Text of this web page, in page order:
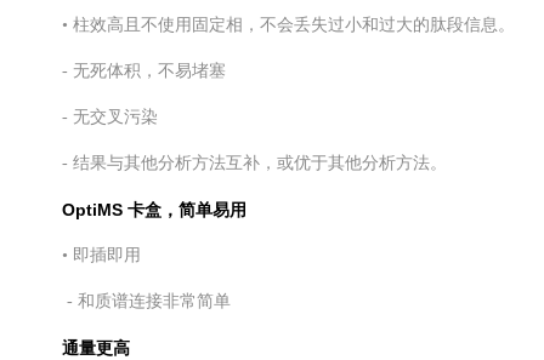
• 柱效高且不使用固定相，不会丢失过小和过大的肽段信息。
- 无死体积，不易堵塞
- 无交叉污染
- 结果与其他分析方法互补，或优于其他分析方法。
OptiMS 卡盒，简单易用
• 即插即用
- 和质谱连接非常简单
通量更高